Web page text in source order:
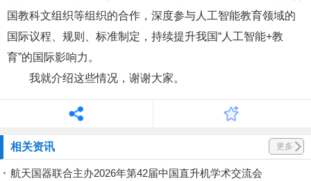
国教科文组织等组织的合作，深度参与人工智能教育领域的
国际议程、规则、标准制定，持续提升我国“人工智能+教
育”的国际影响力。
我就介绍这些情况，谢谢大家。
相关资讯 更多
航天国器联合主办2026年第42届中国直升机学术交流会